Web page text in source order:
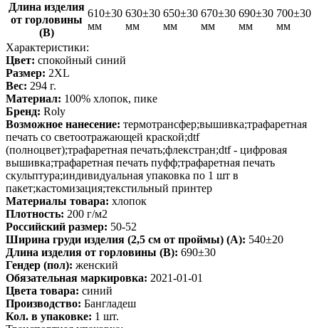
Длина изделия
от горловины
(B)
610±30
мм
630±30
мм
650±30
мм
670±30
мм
690±30
мм
700±30
мм
Характеристики:
Цвет: спокойный синий
Размер: 2XL
Вес: 294 г.
Материал: 100% хлопок, пике
Бренд: Roly
Возможное нанесение: термотрансфер;вышивка;трафаретная
печать со светоотражающей краской;dtf
(полноцвет);трафаретная печать;флекстран;dtf - цифровая
вышивка;трафаретная печать пуфф;трафаретная печать
скульптура;индивидуальная упаковка по 1 шт в
пакет;кастомизация;текстильный принтер
Материалы товара: хлопок
Плотность: 200 г/м2
Российский размер: 50-52
Ширина груди изделия (2,5 см от проймы) (A): 540±20
Длина изделия от горловины (B): 690±30
Гендер (пол): женский
Обязательная маркировка: 2021-01-01
Цвета товара: синий
Производство: Бангладеш
Кол. в упаковке: 1 шт.